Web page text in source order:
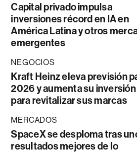
Capital privado impulsa
inversiones récord en IA en
América Latina y otros
emergentes
NEGOCIOS
Kraft Heinz eleva previsión
2026 y aumenta su inversión
para revitalizar sus marcas
MERCADOS
SpaceX se desploma tras
resultados mejores de lo